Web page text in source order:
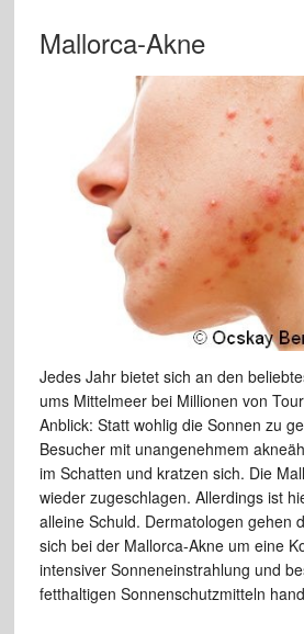
Mallorca-Akne
Jedes Jahr bietet sich an den
ums Mittelmeer bei Millionen von
Anblick: Statt wohlig die Sonnen zu
Besucher mit unangenehmem
im Schatten und kratzen sich. Die
wieder zugeschlagen. Allerdings ist
alleine Schuld. Dermatologen gehen
sich bei der Mallorca-Akne um eine
intensiver Sonneneinstrahlung und
fetthaltigen Sonnenschutzmitteln